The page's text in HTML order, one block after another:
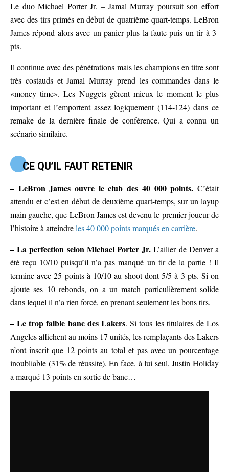
Le duo Michael Porter Jr. – Jamal Murray poursuit son effort
avec des tirs primés en début de quatrième quart-temps. LeBron
James répond alors avec un panier plus la faute puis un tir à 3-
pts.
Il continue avec des pénétrations mais les champions en titre sont
très costauds et Jamal Murray prend les commandes dans le
«money time». Les Nuggets gèrent mieux le moment le plus
important et l’emportent assez logiquement (114-124) dans ce
remake de la dernière finale de conférence. Qui a connu un
scénario similaire.
CE QU’IL FAUT RETENIR
– LeBron James ouvre le club des 40 000 points. C’était
attendu et c’est en début de deuxième quart-temps, sur un layup
main gauche, que LeBron James est devenu le premier joueur de
l’histoire à atteindreles 40 000 points marqués en carrière.
– La perfection selon Michael Porter Jr. L’ailier de Denver a
été reçu 10/10 puisqu’il n’a pas manqué un tir de la partie ! Il
termine avec 25 points à 10/10 au shoot dont 5/5 à 3-pts. Si on
ajoute ses 10 rebonds, on a un match particulièrement solide
dans lequel il n’a rien forcé, en prenant seulement les bons tirs.
– Le trop faible banc des Lakers. Si tous les titulaires de Los
Angeles affichent au moins 17 unités, les remplaçants des Lakers
n’ont inscrit que 12 points au total et pas avec un pourcentage
inoubliable (31% de réussite). En face, à lui seul, Justin Holiday
a marqué 13 points en sortie de banc…